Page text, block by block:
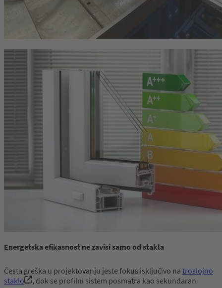
Energetska efikasnost ne zavisi samo od stakla
Česta greška u projektovanju jeste fokus isključivo na troslojno
staklo
, dok se profilni sistem posmatra kao sekundaran